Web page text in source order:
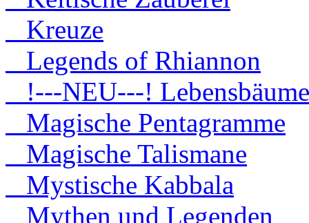
Kreuze
Legends of Rhiannon
!---NEU---! Lebensbäume
Magische Pentagramme
Magische Talismane
Mystische Kabbala
Mythen und Legenden